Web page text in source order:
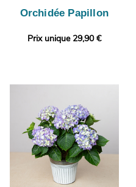
Orchidée Papillon
Prix unique 29,90 €